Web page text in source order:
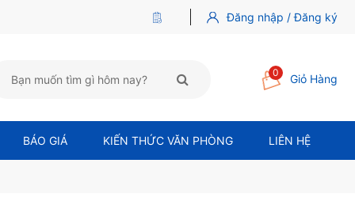
Đăng nhập / Đăng ký
0 Giỏ Hàng
BÁO GIÁ KIẾN THỨC VĂN PHÒNG LIÊN HỆ